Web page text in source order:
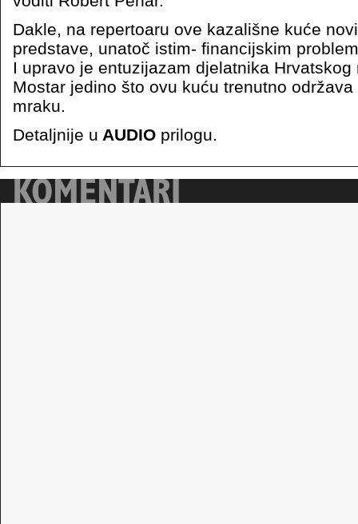
Dakle, na repertoaru ove kazališne kuće
predstave, unatoč istim- financijskim
I upravo je entuzijazam djelatnika
Mostar jedino što ovu kuću trenutno
mraku.
Detaljnije u AUDIO prilogu.